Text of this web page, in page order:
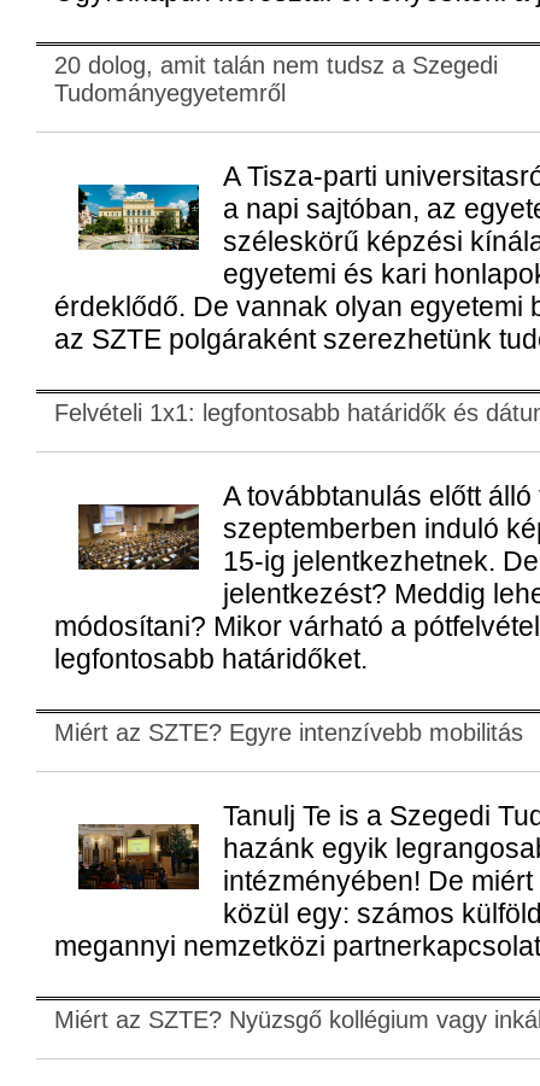
20 dolog, amit talán nem tudsz a Szegedi
Tudományegyetemről
A Tisza-parti
a napi sajtóban, az
széleskörű képzési
egyetemi és kari
érdeklődő. De vannak olyan egyetemi
az SZTE polgáraként szerezhetünk
Felvételi 1x1: legfontosabb határidők és
A továbbtanulás előtt
szeptemberben induló
15-ig jelentkezhetnek.
jelentkezést? Meddig
módosítani? Mikor várható a
legfontosabb határidőket.
Miért az SZTE? Egyre intenzívebb mobilitás
Tanulj Te is a Szegedi
hazánk egyik
intézményében! De
közül egy: számos
megannyi nemzetközi
Miért az SZTE? Nyüzsgő kollégium vagy